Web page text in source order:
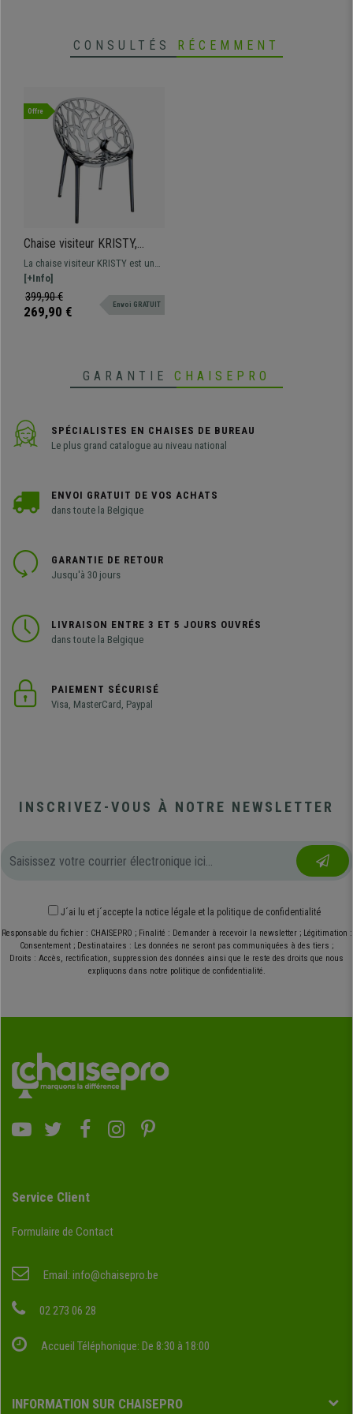
CONSULTÉS RÉCEMMENT
Offre
Chaise visiteur KRISTY,
Empilable, Design Moderne
et Structure Solide, Gris
La chaise visiteur KRISTY est un
modèle au design moderne et
original qui sera idéal aussi bien
pour votre salle d’attente, votre
[+Info]
399,90 €
269,90 € Envoi GRATUIT
GARANTIE CHAISEPRO
SPÉCIALISTES EN CHAISES DE BUREAU
Le plus grand catalogue au niveau national
ENVOI GRATUIT DE VOS ACHATS
dans toute la Belgique
GARANTIE DE RETOUR
Jusqu'à 30 jours
LIVRAISON ENTRE 3 ET 5 JOURS OUVRÉS
dans toute la Belgique
PAIEMENT SÉCURISÉ
Visa, MasterCard, Paypal
INSCRIVEZ-VOUS À NOTRE NEWSLETTER
J´ai lu et j´accepte la notice légale et la politique de confidentialité
Responsable du fichier : CHAISEPRO ; Finalité : Demander à recevoir la newsletter ; Légitimation :
Consentement ; Destinataires : Les données ne seront pas communiquées à des tiers ;
Droits : Accès, rectification, suppression des données ainsi que le reste des droits que nous
expliquons dans notre politique de confidentialité.
Service Client
Formulaire de Contact
Email: info@chaisepro.be
02 273 06 28
Accueil Téléphonique: De 8:30 à 18:00
INFORMATION SUR CHAISEPRO